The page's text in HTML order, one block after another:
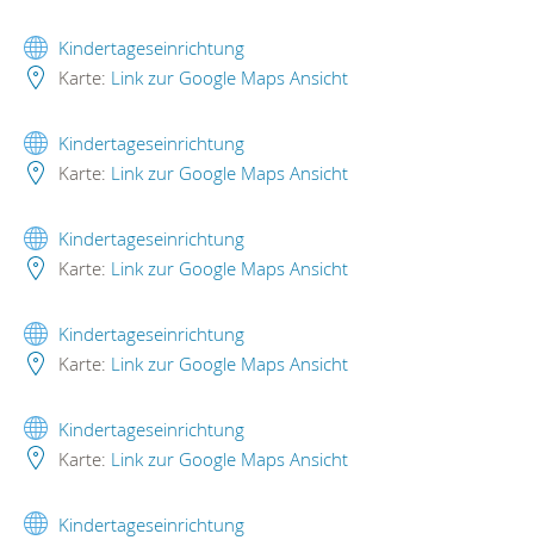
Kindertageseinrichtung
Karte: Link zur Google Maps Ansicht
Kindertageseinrichtung
Karte: Link zur Google Maps Ansicht
Kindertageseinrichtung
Karte: Link zur Google Maps Ansicht
Kindertageseinrichtung
Karte: Link zur Google Maps Ansicht
Kindertageseinrichtung
Karte: Link zur Google Maps Ansicht
Kindertageseinrichtung